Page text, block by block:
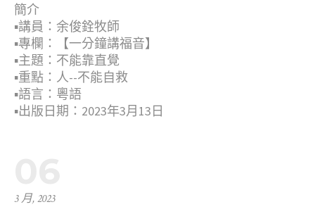
簡介
▪︎講員：余俊銓牧師
▪︎專欄：【一分鐘講福音】
▪︎主題：不能靠直覺
▪︎重點：人--不能自救
▪︎語言：粵語
▪︎出版日期：2023年3月13日
3 月, 2023